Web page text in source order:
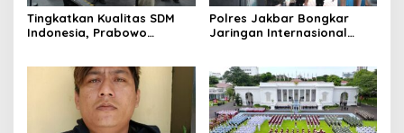
Tingkatkan Kualitas SDM
Indonesia, Prabowo
Terbaik Dunia
Polres Jakbar Bongkar
Jaringan Internasional
Diringkus dan Barang Bukti
1,1 Ton Rp119 Miliar
Dimusnahkan